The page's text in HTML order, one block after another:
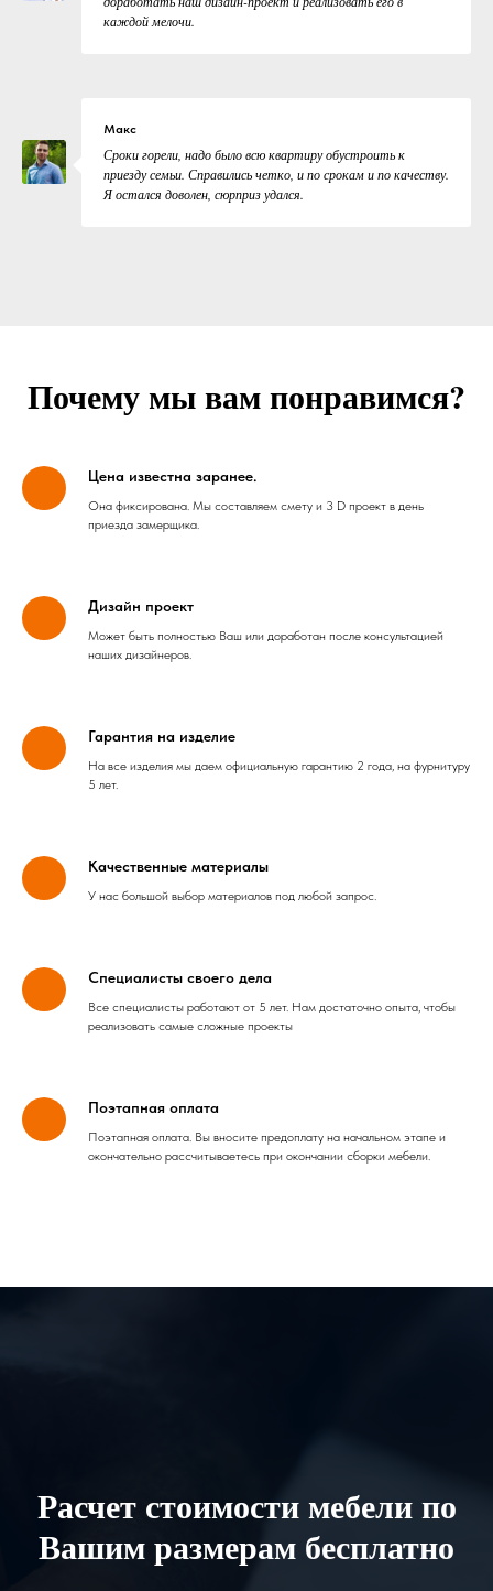
каждой мелочи.
Макс
Сроки горели, надо было всю квартиру обустроить к
приезду семьи. Справились четко, и по срокам и по качеству.
Я остался доволен, сюрприз удался.
Почему мы вам понравимся?
Цена известна заранее.
Она фиксирована. Мы составляем смету и 3 D проект в день
приезда замерщика.
Дизайн проект
Может быть полностью Ваш или доработан после консультацией
наших дизайнеров.
Гарантия на изделие
На все изделия мы даем официальную гарантию 2 года, на фурнитуру
5 лет.
Качественные материалы
У нас большой выбор материалов под любой запрос.
Специалисты своего дела
Все специалисты работают от 5 лет. Нам достаточно опыта, чтобы
реализовать самые сложные проекты
Поэтапная оплата
Поэтапная оплата. Вы вносите предоплату на начальном этапе и
окончательно рассчитываетесь при окончании сборки мебели.
Расчет стоимости мебели по
Вашим размерам бесплатно